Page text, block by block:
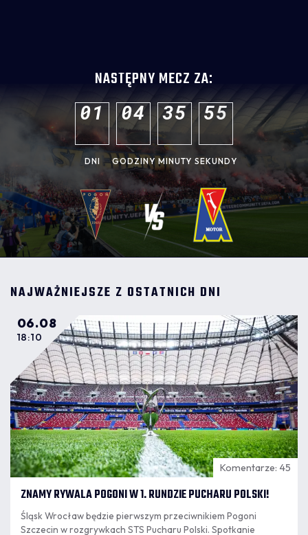
NASTĘPNY MECZ ZA:
01
DNI
04
GODZINY
35
MINUTY
54
SEKUNDY
NAJWAŻNIEJSZE Z OSTATNICH DNI
06.08
18:10
Komentarze: 45
ZNAMY RYWALA POGONI W 1. RUNDZIE PUCHARU POLSKI!
Śląsk Wrocław będzie pierwszym przeciwnikiem Pogoni
Szczecin w rozgrywkach STS Pucharu Polski. Spotkanie